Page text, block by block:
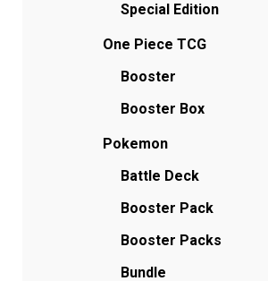
Special Edition
One Piece TCG
Booster
Booster Box
Pokemon
Battle Deck
Booster Pack
Booster Packs
Bundle